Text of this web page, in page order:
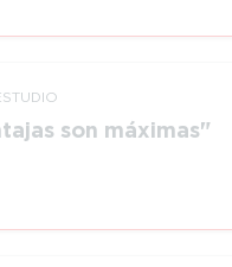
son máximas